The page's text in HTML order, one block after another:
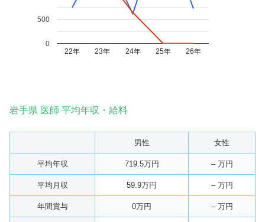
22年 23年 24年 25年 26年
0
500
岩手県 医師 平均年収・給料
男性 女性
平均年収 719.5万円 – 万円
平均月収 59.9万円 – 万円
年間賞与 0万円 – 万円